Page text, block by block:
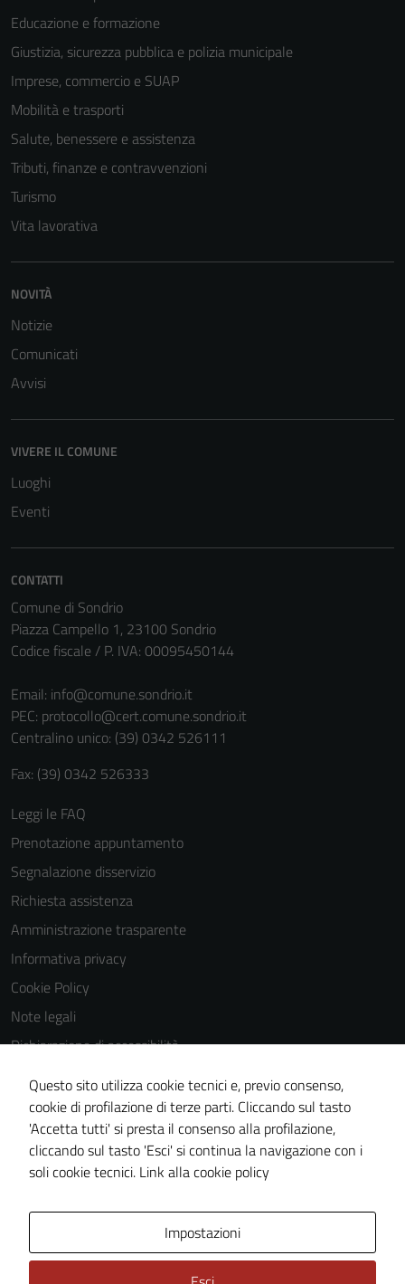
Educazione e formazione
Giustizia, sicurezza pubblica e polizia municipale
Imprese, commercio e SUAP
Mobilità e trasporti
Salute, benessere e assistenza
Tributi, finanze e contravvenzioni
Turismo
Vita lavorativa
NOVITÀ
Notizie
Comunicati
Avvisi
VIVERE IL COMUNE
Luoghi
Eventi
CONTATTI
Comune di Sondrio
Piazza Campello 1, 23100 Sondrio
Codice fiscale / P. IVA: 00095450144
Email: info@comune.sondrio.it
PEC: protocollo@cert.comune.sondrio.it
Centralino unico: (39) 0342 526111
Fax: (39) 0342 526333
Leggi le FAQ
Prenotazione appuntamento
Segnalazione disservizio
Richiesta assistenza
Amministrazione trasparente
Informativa privacy
Cookie Policy
Note legali
Dichiarazione di accessibilità
Dichiarazione di accessibilità Servizi
Whistleblowing
Piano di miglioramento del sito
Area riservata
Questo sito utilizza cookie tecnici e, previo consenso,
cookie di profilazione di terze parti. Cliccando sul tasto
'Accetta tutti' si presta il consenso alla profilazione,
cliccando sul tasto 'Esci' si continua la navigazione con i
soli cookie tecnici. Link alla cookie policy
Impostazioni